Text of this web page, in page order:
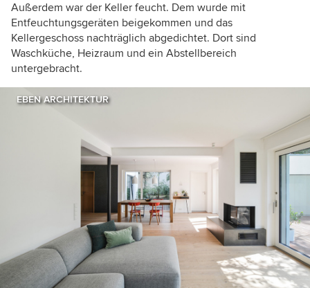
Außerdem war der Keller feucht. Dem wurde mit
Entfeuchtungsgeräten beigekommen und das
Kellergeschoss nachträglich abgedichtet. Dort sind
Waschküche, Heizraum und ein Abstellbereich
untergebracht.
EBEN ARCHITEKTUR